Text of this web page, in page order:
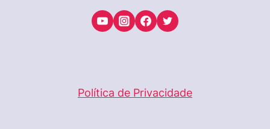
Política de Privacidade